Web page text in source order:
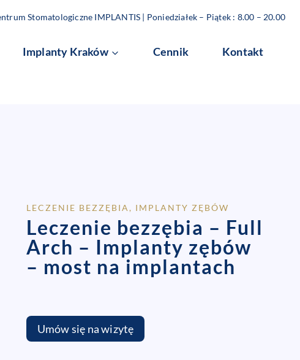
Stomatologiczne IMPLANTIS | Poniedziałek – Piątek : 8.00 – 20.00
Implanty Kraków Cennik Kontakt
LECZENIE BEZZĘBIA, IMPLANTY ZĘBÓW
Leczenie bezzębia – Full
Arch – Implanty zębów
– most na implantach
Umów się na wizytę